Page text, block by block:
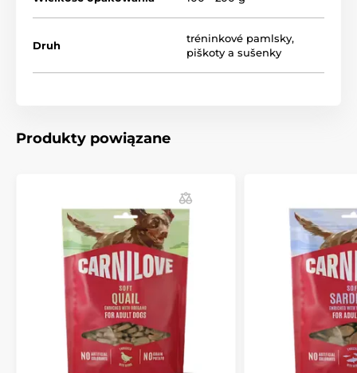
Pielęgnacja układu ruchu:Funkcjonalny składnik
kolagenowy wspomagający tkanki łączne.
Druh
tréninkové pamlsky,
piškoty a sušenky
Produkty powiązane